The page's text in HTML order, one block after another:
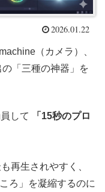
2026.01.22
（カメラ）、
「三種の神器」を
して
「15秒のプロ
再生されやすく、
ろ」を凝縮するのに